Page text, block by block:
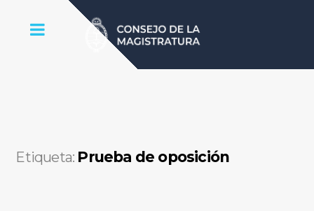
Etiqueta: Prueba de oposición